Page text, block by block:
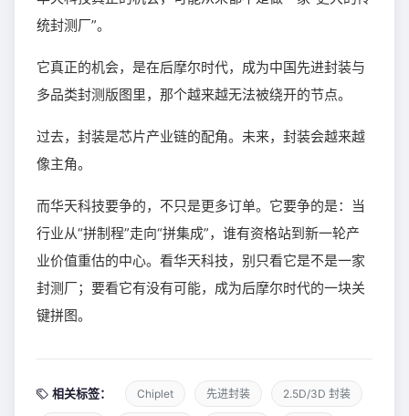
统封测厂”。
它真正的机会，是在后摩尔时代，成为中国先进封装与
多品类封测版图里，那个越来越无法被绕开的节点。
过去，封装是芯片产业链的配角。未来，封装会越来越
像主角。
而华天科技要争的，不只是更多订单。它要争的是：当
行业从“拼制程”走向“拼集成”，谁有资格站到新一轮产
业价值重估的中心。看华天科技，别只看它是不是一家
封测厂；要看它有没有可能，成为后摩尔时代的一块关
键拼图。
相关标签： Chiplet 先进封装 2.5D/3D 封装